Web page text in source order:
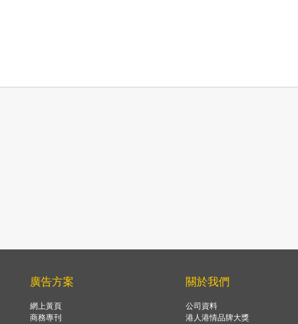
廣告方案
網上黃頁
商務專刊
關於我們
公司資料
港人港情品牌大獎